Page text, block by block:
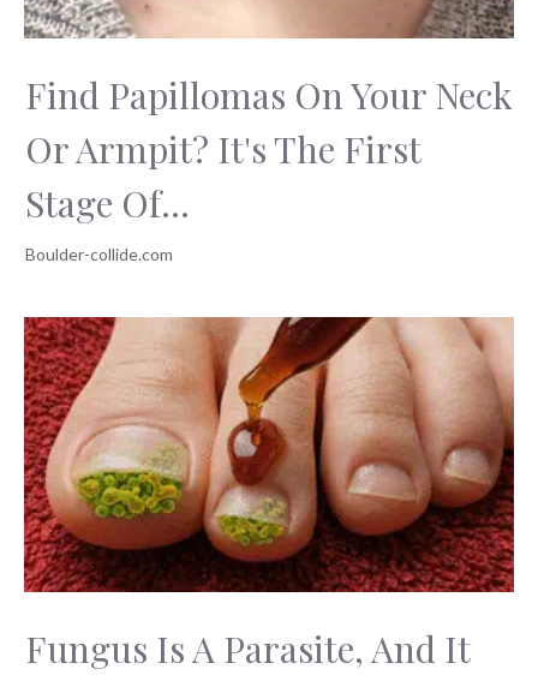
Find Papillomas On Your Neck
Or Armpit? It's The First
Stage Of...
Fungus Is A Parasite, And It